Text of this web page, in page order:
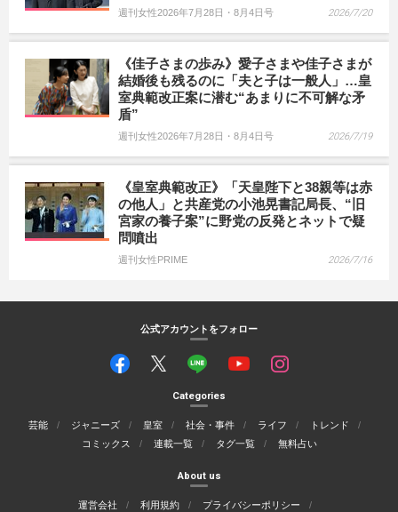
週刊女性2026年7月28日・8月4日号 2026/7/20
《佳子さまの歩み》愛子さまや佳子さまが
結婚後も残るのに「夫と子は一般人」…皇
室典範改正案に潜む“あまりに不可解な矛
盾”
週刊女性2026年7月28日・8月4日号 2026/7/19
《皇室典範改正》「天皇陛下と38親等は赤
の他人」と共産党の小池晃書記局長、“旧
宮家の養子案”に野党の反発とネットで疑
問噴出
週刊女性PRIME 2026/7/16
公式アカウントをフォロー
Categories
芸能 ジャニーズ 皇室 社会・事件 ライフ
トレンド
コミックス
連載一覧 タグ一覧 無料占い
About us
運営会社 利用規約
プライバシーポリシー